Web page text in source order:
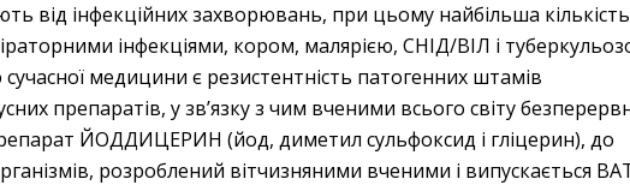
від інфекційних захворювань, при цьому найбільша кількість
інфекціями, кором, малярією, СНІД/ВІЛ і
медицини є резистентність патогенних штамів
препаратів, у зв’язку з чим вченими всього світу
ЙОДДИЦЕРИН (йод, диметил сульфоксид і гліцерин), до
розроблений вітчизняними вченими і випускається